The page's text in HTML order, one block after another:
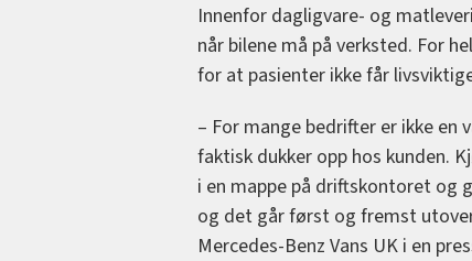
Innenfor dagligvare- og
når bilene må på verksted. For
for at pasienter ikke får
– For mange bedrifter er ikke en
faktisk dukker opp hos kunden.
i en mappe på driftskontoret og
og det går først og fremst
Mercedes-Benz Vans UK i en